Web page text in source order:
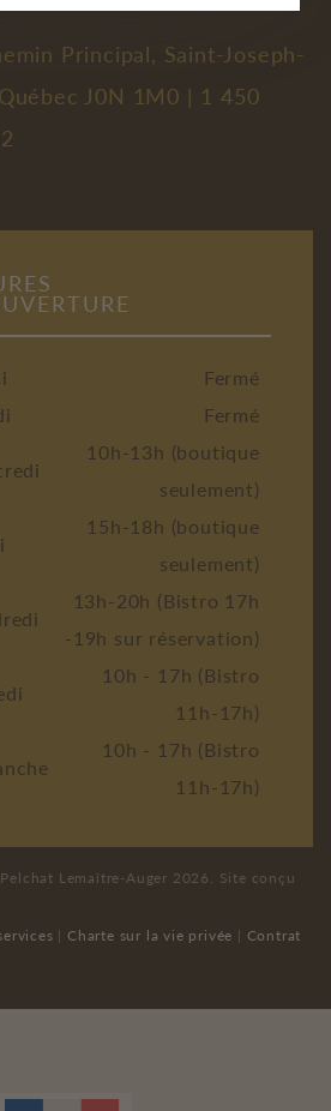
Principal, Saint-Joseph-
J0N 1M0 | 1 450
Fermé
Fermé
10h-13h (boutique
seulement)
15h-18h (boutique
seulement)
13h-20h (Bistro 17h
-19h sur réservation)
10h - 17h (Bistro
11h-17h)
10h - 17h (Bistro
11h-17h)
Lemaître-Auger 2026. Site conçu
| Charte sur la vie privée | Contrat